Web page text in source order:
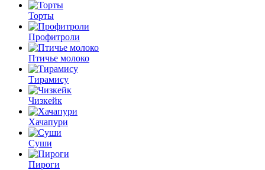
Торты
Профитроли
Птичье молоко
Тирамису
Чизкейк
Хачапури
Суши
Пироги